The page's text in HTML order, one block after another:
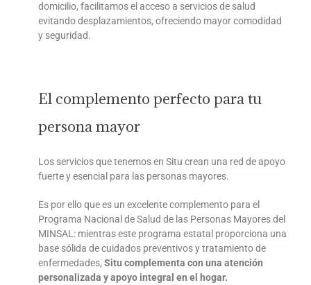
domicilio, facilitamos el acceso a servicios de salud
evitando desplazamientos, ofreciendo mayor comodidad
y seguridad.
El complemento perfecto para tu
persona mayor
Los servicios que tenemos en Situ crean una red de apoyo
fuerte y esencial para las personas mayores.
Es por ello que es un excelente complemento para el
Programa Nacional de Salud de las Personas Mayores del
MINSAL: mientras este programa estatal proporciona una
base sólida de cuidados preventivos y tratamiento de
enfermedades,Situ complementa con una atención
personalizada y apoyo integral en el hogar.